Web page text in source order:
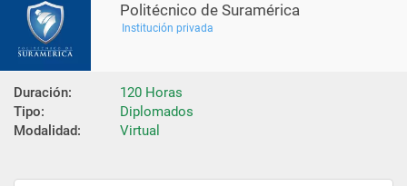
Politécnico de Suramérica
Institución privada
Duración:
120 Horas
Tipo:
Diplomados
Modalidad:
Virtual